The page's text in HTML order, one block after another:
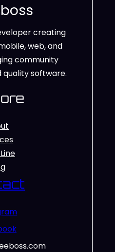
creating
web, and
community
quality software.